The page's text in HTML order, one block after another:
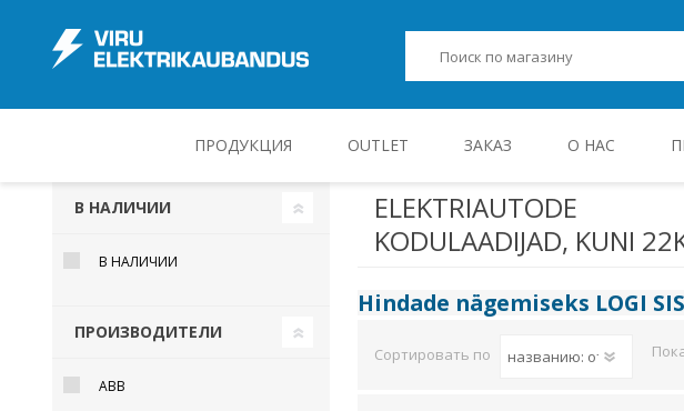
ПРОДУКЦИЯ
JUHT-, KONTROLL- JA MÕÕTESEADMED
OUTLET ЗАКАЗ О НАС
ELEKTRIAUTODE
KODULAADIJAD, KUNI
Hindade nägemiseks LOGI
Сортировать по
В НАЛИЧИИ
В НАЛИЧИИ
ПРОИЗВОДИТЕЛИ
ABB